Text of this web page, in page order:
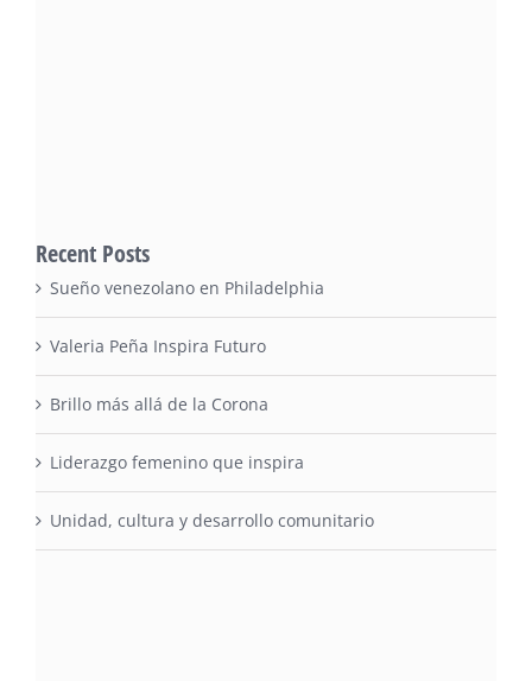
Recent Posts
Sueño venezolano en Philadelphia
Valeria Peña Inspira Futuro
Brillo más allá de la Corona
Liderazgo femenino que inspira
Unidad, cultura y desarrollo comunitario